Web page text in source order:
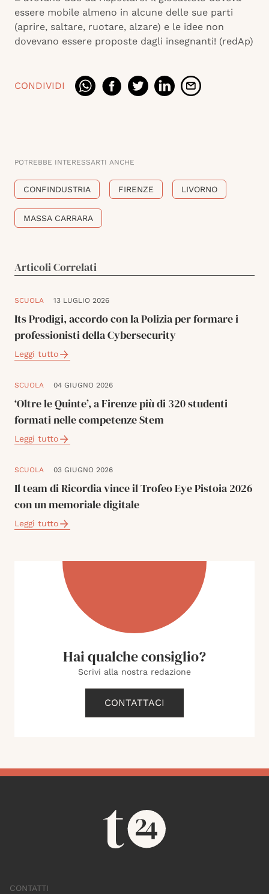
essere mobile almeno in alcune delle sue parti
(aprire, saltare, ruotare, alzare) e le idee non
dovevano essere proposte dagli insegnanti! (redAp)
CONDIVIDI
POTREBBE INTERESSARTI ANCHE
CONFINDUSTRIA FIRENZE LIVORNO
MASSA CARRARA
Articoli Correlati
SCUOLA 13 LUGLIO 2026
Its Prodigi, accordo con la Polizia per formare i
professionisti della Cybersecurity
Leggi tutto
SCUOLA 04 GIUGNO 2026
‘Oltre le Quinte’, a Firenze più di 320 studenti
formati nelle competenze Stem
Leggi tutto
SCUOLA 03 GIUGNO 2026
Il team di Ricordia vince il Trofeo Eye Pistoia 2026
con un memoriale digitale
Leggi tutto
Hai qualche consiglio?
Scrivi alla nostra redazione
CONTATTACI
CONTATTI